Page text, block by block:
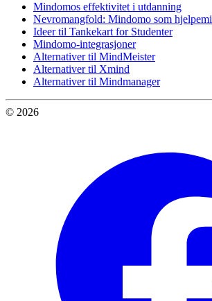
Mindomos effektivitet i utdanning
Nevromangfold: Mindomo som
Ideer til Tankekart for Studenter
Mindomo-integrasjoner
Alternativer til MindMeister
Alternativer til Xmind
Alternativer til Mindmanager
© 2026